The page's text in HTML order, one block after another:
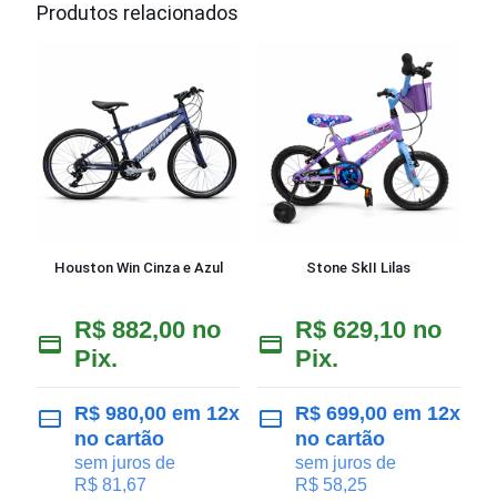
Produtos relacionados
Houston Win Cinza e Azul
R$ 882,00 no
Pix.
R$ 980,00 em 12x
no cartão
sem juros de
R$ 81,67
Stone SkII Lilas
R$629,10 no
Pix.
R$699,00em 12x
no cartão
sem juros de
R$58,25